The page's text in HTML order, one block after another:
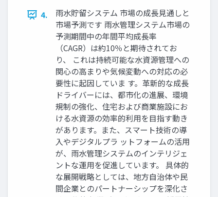
4.
雨水貯留システム 市場の成長見通しと
市場予測です 雨水管理システム市場の
予測期間中の年間平均成長率
（CAGR）は約10％と期待されてお
り、 これは持続可能な水資源管理への
関心の高まりや気候変動への対応の必
要性に起因していま す。革新的な成長
ドライバーには、都市化の進展、環境
規制の強化、住宅および商業施設にお
ける水資源の効率的利用を目指す動き
があります。また、スマート技術の導
入やデジタルプラ ットフォームの活用
が、雨水管理システムのインテリジェ
ントな運用を促進しています。 具体的
な展開戦略としては、地方自治体や民
間企業とのパートナーシップを深化さ